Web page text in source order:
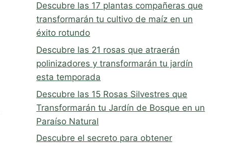
Descubre las 17 plantas compañeras que
transformarán tu cultivo de maíz en un
éxito rotundo
Descubre las 21 rosas que atraerán
polinizadores y transformarán tu jardín
esta temporada
Descubre las 15 Rosas Silvestres que
Transformarán tu Jardín de Bosque en un
Paraíso Natural
Descubre el secreto para obtener